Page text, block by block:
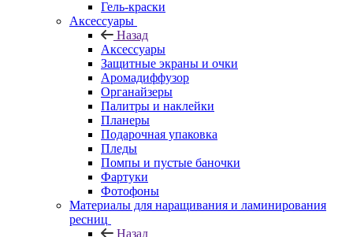
Гель-краски
Аксессуары
Назад
Аксессуары
Защитные экраны и очки
Аромадиффузор
Органайзеры
Палитры и наклейки
Планеры
Подарочная упаковка
Пледы
Помпы и пустые баночки
Фартуки
Фотофоны
Материалы для наращивания и ламинирования
ресниц
Назад